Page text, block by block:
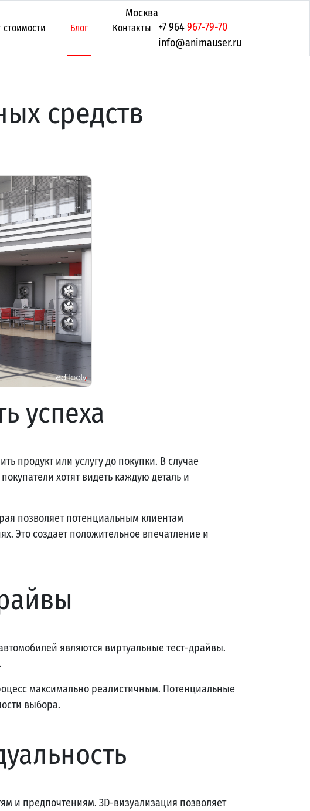
стоимости Блог Контакты
Москва
+7 964967-79-70
info@animauser.ru
средств
успеха
продукт или услугу до покупки. В случае
хотят видеть каждую деталь и
позволяет потенциальным клиентам
Это создает положительное впечатление и
являются виртуальные тест-драйвы.
максимально реалистичным. Потенциальные
выбора.
и предпочтениям. 3D-визуализация позволяет